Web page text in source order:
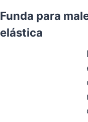
Funda para
elástica